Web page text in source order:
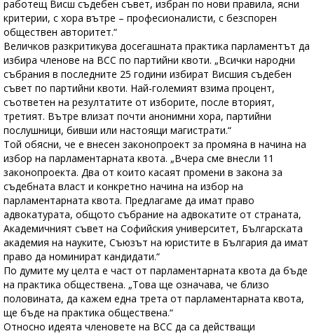
работещ Висш съдебен съвет, избран по нови правила, ясни
критерии, с хора вътре – професионалисти, с безспорен
обществен авторитет.“
Величков разкритикува досегашната практика парламентът да
избира членове на ВСС по партийни квоти. „Всички народни
събрания в последните 25 години избират Висшия съдебен
съвет по партийни квоти. Най-големият взима процент,
съответен на резултатите от изборите, после вторият,
третият. Вътре влизат почти анонимни хора, партийни
послушници, бивши или настоящи магистрати.“
Той обясни, че е внесен законопроект за промяна в начина на
избор на парламентарната квота. „Вчера сме внесли 11
законопроекта. Два от които касаят промени в закона за
съдебната власт и конкретно начина на избор на
парламентарната квота. Предлагаме да имат право
адвокатурата, общото събрание на адвокатите от страната,
Академичният съвет на Софийския университет, Българската
академия на науките, Съюзът на юристите в България да имат
право да номинират кандидати.“
По думите му целта е част от парламентарната квота да бъде
на практика обществена. „Това ще означава, че близо
половината, да кажем една трета от парламентарната квота,
ще бъде на практика обществена.“
Относно идеята членовете на ВСС да са действащи